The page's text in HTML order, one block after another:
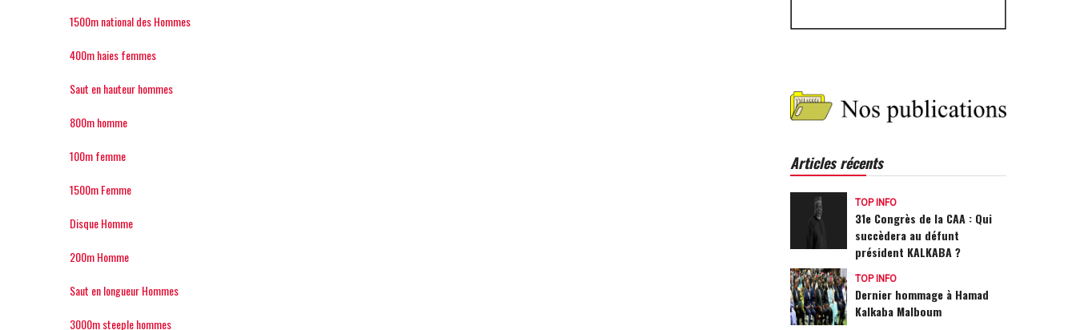
1500m national des Hommes
400m haies femmes
Saut en hauteur hommes
800m homme
100m femme
1500m Femme
Disque Homme
200m Homme
Saut en longueur Hommes
3000m steeple hommes
Articles récents
TOP INFO
31e Congrès de la CAA : Qui
succèdera au défunt
président KALKABA ?
TOP INFO
Dernier hommage à Hamad
Kalkaba Malboum